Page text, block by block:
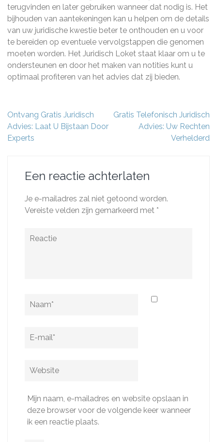
terugvinden en later gebruiken wanneer dat nodig is. Het
bijhouden van aantekeningen kan u helpen om de details
van uw juridische kwestie beter te onthouden en u voor
te bereiden op eventuele vervolgstappen die genomen
moeten worden. Het Juridisch Loket staat klaar om u te
ondersteunen en door het maken van notities kunt u
optimaal profiteren van het advies dat zij bieden.
Berichtnavigatie
Ontvang Gratis Juridisch
Advies: Laat U Bijstaan Door
Experts
Gratis Telefonisch Juridisch
Advies: Uw Rechten
Verhelderd
Een reactie achterlaten
Je e-mailadres zal niet getoond worden.
Vereiste velden zijn gemarkeerd met *
Reactie
Naam
E-
Website
Mijn naam, e-mailadres en website opslaan in
deze browser voor de volgende keer wanneer
ik een reactie plaats.